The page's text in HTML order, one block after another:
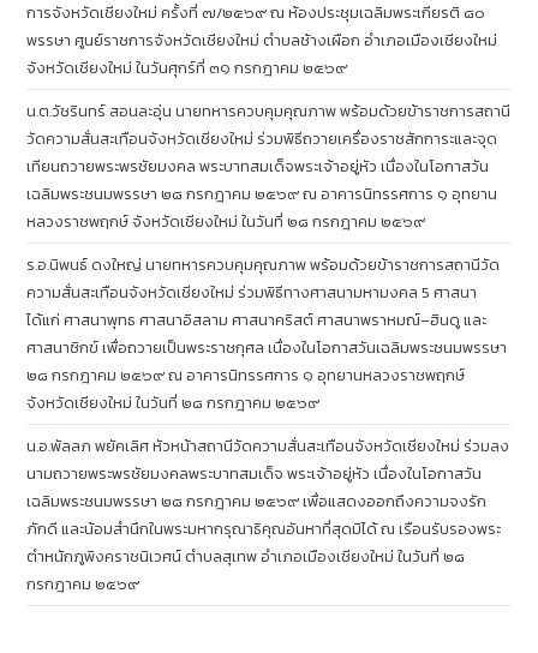
การจังหวัดเชียงใหม่ ครั้งที่ ๗/๒๕๖๙ ณ ห้องประชุมเฉลิมพระเกียรติ ๘๐
พรรษา ศูนย์ราชการจังหวัดเชียงใหม่ ตำบลช้างเผือก อำเภอเมืองเชียงใหม่
จังหวัดเชียงใหม่ ในวันศุกร์ที่ ๓๑ กรกฎาคม ๒๕๖๙
น.ต.วัชรินทร์ สอนละอุ่น นายทหารควบคุมคุณภาพ พร้อมด้วยข้าราชการสถานี
วัดความสั่นสะเทือนจังหวัดเชียงใหม่ ร่วมพิธีถวายเครื่องราชสักการะและจุด
เทียนถวายพระพรชัยมงคล พระบาทสมเด็จพระเจ้าอยู่หัว เนื่องในโอกาสวัน
เฉลิมพระชนมพรรษา ๒๘ กรกฎาคม ๒๕๖๙ ณ อาคารนิทรรศการ ๑ อุทยาน
หลวงราชพฤกษ์ จังหวัดเชียงใหม่ ในวันที่ ๒๘ กรกฎาคม ๒๕๖๙
ร.อ.นิพนธ์ ดงใหญ่ นายทหารควบคุมคุณภาพ พร้อมด้วยข้าราชการสถานีวัด
ความสั่นสะเทือนจังหวัดเชียงใหม่ ร่วมพิธีทางศาสนามหามงคล 5 ศาสนา
ได้แก่ ศาสนาพุทธ ศาสนาอิสลาม ศาสนาคริสต์ ศาสนาพราหมณ์–ฮินดู และ
ศาสนาซิกข์ เพื่อถวายเป็นพระราชกุศล เนื่องในโอกาสวันเฉลิมพระชนมพรรษา
๒๘ กรกฎาคม ๒๕๖๙ ณ อาคารนิทรรศการ ๑ อุทยานหลวงราชพฤกษ์
จังหวัดเชียงใหม่ ในวันที่ ๒๘ กรกฎาคม ๒๕๖๙
น.อ.พัลลภ พยัคเลิศ หัวหน้าสถานีวัดความสั่นสะเทือนจังหวัดเชียงใหม่ ร่วมลง
นามถวายพระพรชัยมงคลพระบาทสมเด็จ พระเจ้าอยู่หัว เนื่องในโอกาสวัน
เฉลิมพระชนมพรรษา ๒๘ กรกฎาคม ๒๕๖๙ เพื่อแสดงออกถึงความจงรัก
ภักดี และน้อมสำนึกในพระมหากรุณาธิคุณอันหาที่สุดมิได้ ณ เรือนรับรองพระ
ตำหนักภูพิงคราชนิเวศน์ ตำบลสุเทพ อำเภอเมืองเชียงใหม่ ในวันที่ ๒๘
กรกฎาคม ๒๕๖๙